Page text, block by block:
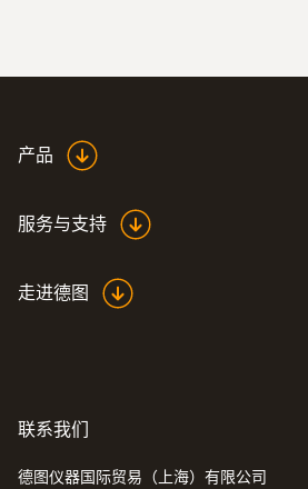
产品
服务与支持
走进德图
联系我们
德图仪器国际贸易（上海）有限公司